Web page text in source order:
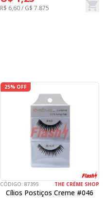
R$ 6,60 / G$ 7.875
25% OFF
CÓDIGO: 87395 THE CRÉME SHOP
Cílios Postiços Creme #046